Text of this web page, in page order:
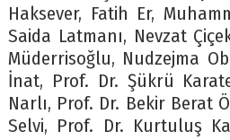
Haksever, Fatih Er,
Saida Latmanı, Nevzat
Müderrisoğlu, Nudzejma
İnat, Prof. Dr. Şükrü
Narlı, Prof. Dr. Bekir Berat
Selvi, Prof. Dr. Kurtuluş